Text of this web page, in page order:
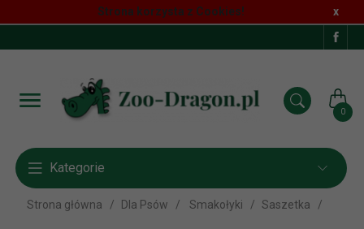
Strona korzysta z Cookies! x
0
Kategorie
Strona główna Dla Psów Smakołyki Saszetka